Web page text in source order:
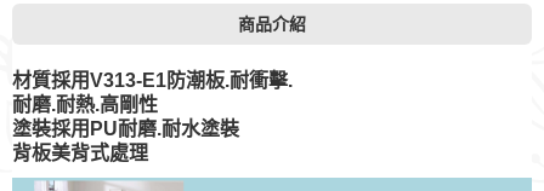
商品介紹
材質採用V313-E1防潮板.耐衝擊.
耐磨.耐熱.高剛性
塗裝採用PU耐磨.耐水塗裝
背板美背式處理